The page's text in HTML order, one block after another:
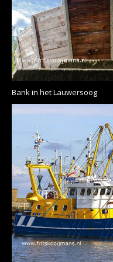
Bank in het Lauwersoog